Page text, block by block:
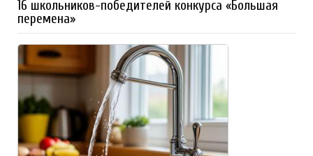
16 школьников-победителей конкурса «Большая
перемена»